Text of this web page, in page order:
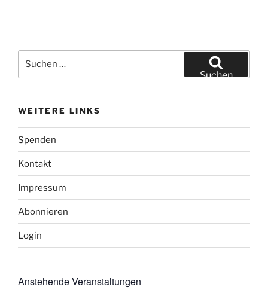
nach:
Suchen
WEITERE LINKS
Spenden
Kontakt
Impressum
Abonnieren
Login
Anstehende Veranstaltungen